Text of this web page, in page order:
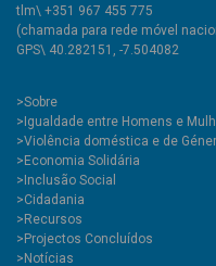
tlm\ +351 967 455 775
(chamada para rede móvel
GPS\ 40.282151, -7.504082
>Sobre
>Igualdade entre Homens e
>Violência doméstica e de
>Economia Solidária
>Inclusão Social
>Cidadania
>Recursos
>Projectos Concluídos
>Notícias